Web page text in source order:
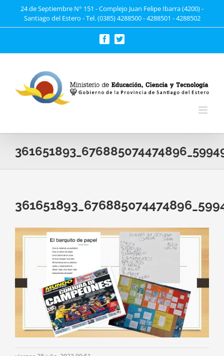
24 de Septiembre N° 151 - Complejo Juan Felipe Ibarra (4200) -
Santiago del Estero - Tel. (0385) 4288500 - 4288501 - 4288502
FacebookTwitter